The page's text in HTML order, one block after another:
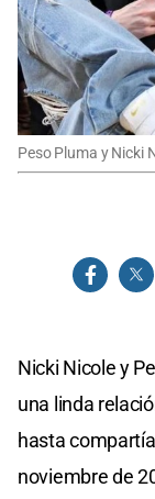
Peso Pluma y Nicki
Nicki Nicole y
una linda
hasta
noviembre de